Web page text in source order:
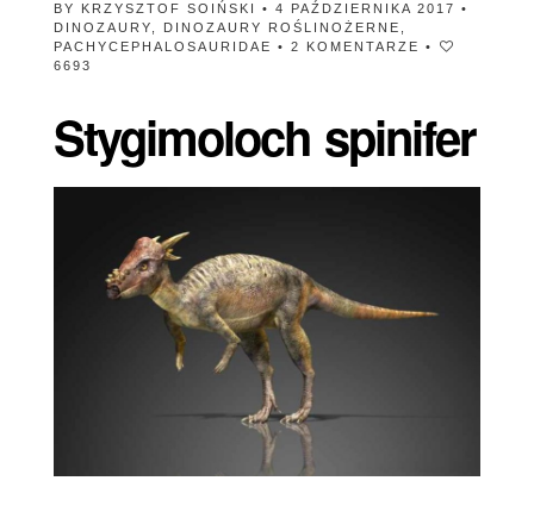
BY KRZYSZTOF SOIŃSKI
• 4 PAŹDZIERNIKA 2017 •
DINOZAURY, DINOZAURY ROŚLINOŻERNE ,
PACHYCEPHALOSAURIDAE • 2 KOMENTARZE •
6693
Stygimoloch spinifer